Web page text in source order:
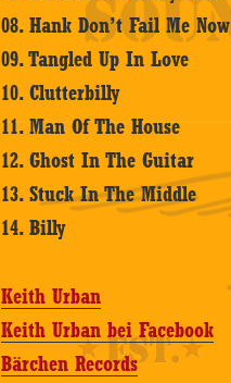
08. Hank Don’t Fail Me Now
09. Tangled Up In Love
10. Clutterbilly
11. Man Of The House
12. Ghost In The Guitar
13. Stuck In The Middle
14. Billy
Keith Urban
Keith Urban bei Facebook
Bärchen Records